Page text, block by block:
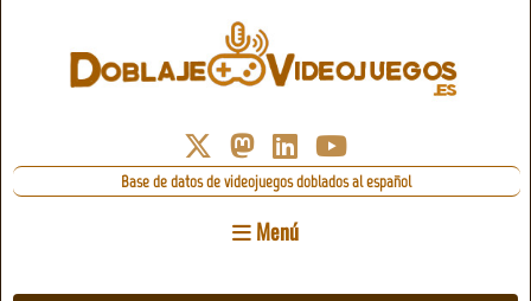
Base de datos de videojuegos doblados al español
Menú